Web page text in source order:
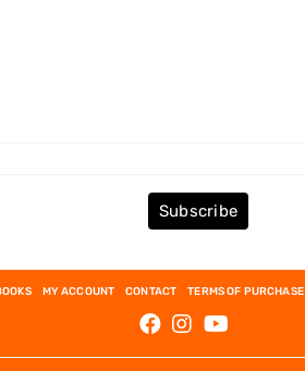
Subscribe
MY ACCOUNT CONTACT TERMS OF PURCHASE